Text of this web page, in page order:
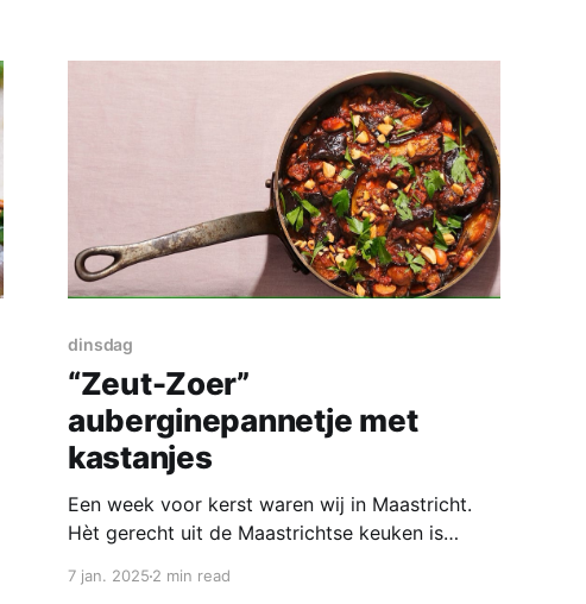
koude boter * 1
dinsdag
“Zeut-Zoer”
auberginepannetje met
kastanjes
Een week voor kerst waren wij in Maastricht.
Hèt gerecht uit de Maastrichtse keuken is
Sjiek in Maastricht. Hun recept vind je op hun
7 jan. 20252 min read